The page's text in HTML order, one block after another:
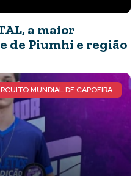
a maior
de Piumhi e região
MUNDIAL DE CAPOEIRA